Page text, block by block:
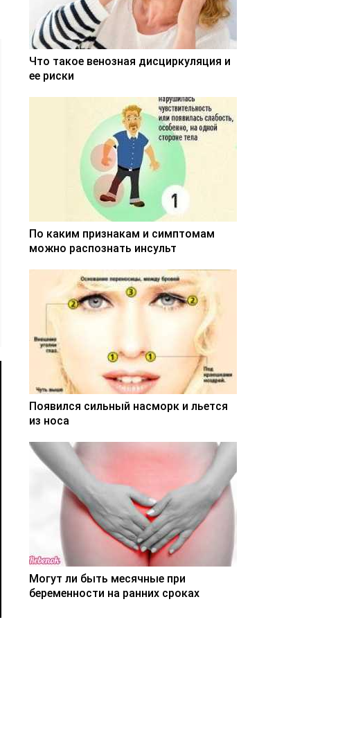
Что такое венозная дисциркуляция и
ее риски
По каким признакам и симптомам
можно распознать инсульт
Появился сильный насморк и льется
из носа
Могут ли быть месячные при
беременности на ранних сроках